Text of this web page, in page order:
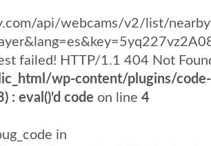
api/webcams/v2/list/
failed! HTTP/1.1 404 Not
wp-content/plugins/code-
: eval()'d code on line 4
in